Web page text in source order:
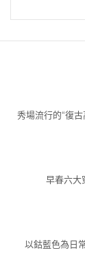
秀場流行的“復
早春六大
以鈷藍色為日